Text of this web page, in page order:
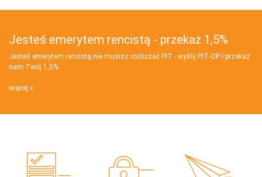
Jesteś emerytem rencistą - przekaż 1,5%
Jesteś emerytem rencistą nie musisz rozliczać PIT - wyślij PIT‑OP i przekaż
nam Twój 1,5%
więcej